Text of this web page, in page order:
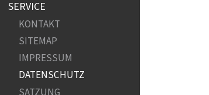
SERVICE
KONTAKT
SITEMAP
IMPRESSUM
DATENSCHUTZ